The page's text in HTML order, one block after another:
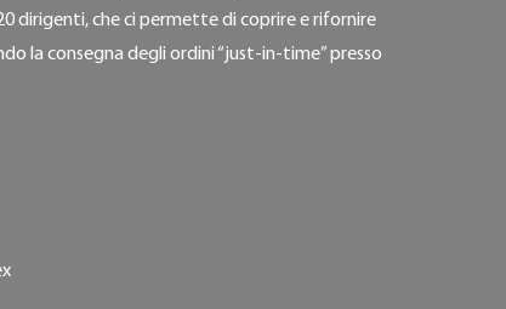
dirigenti, che ci permette di coprire e rifornire
la consegna degli ordini “just-in-time” presso